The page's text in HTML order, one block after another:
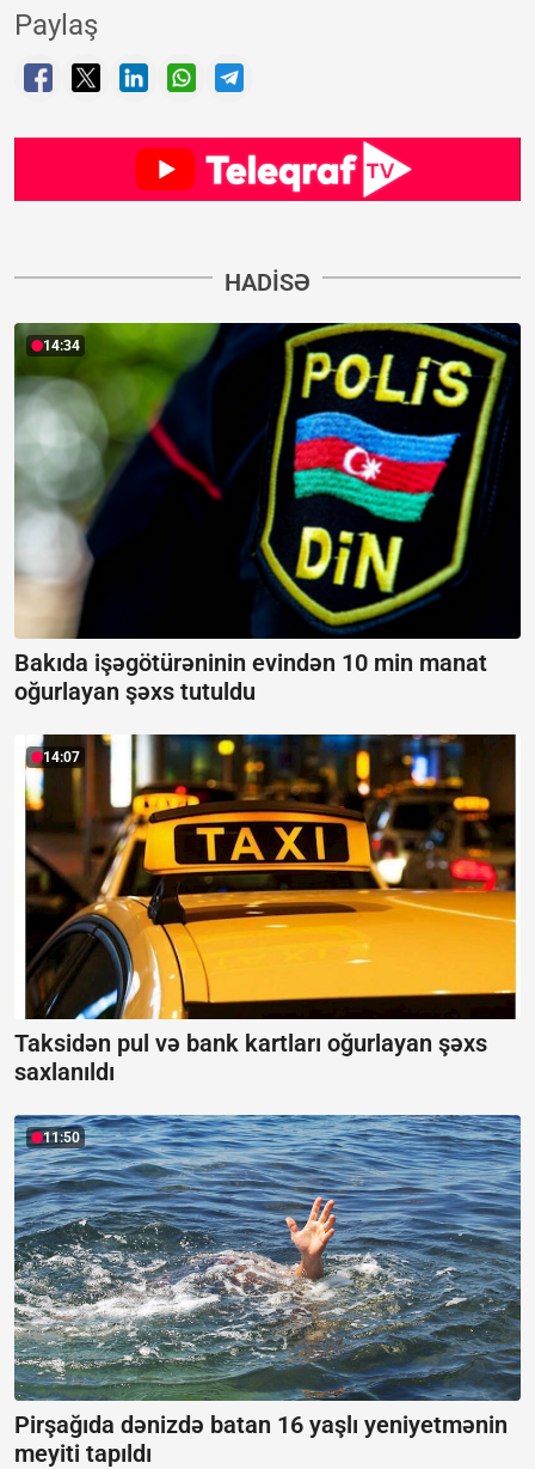
Paylaş
HADISƏ
14:34
Bakıda işəgötürəninin evindən 10 min manat
oğurlayan şəxs tutuldu
14:07
Taksidən pul və bank kartları oğurlayan şəxs
saxlanıldı
11:50
Pirşağıda dənizdə batan 16 yaşlı yeniyetmənin
meyiti tapıldı